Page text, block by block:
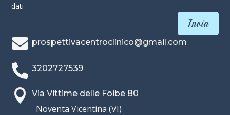
 prospettivacentroclinico@gmail.com
 3202727539
 Via Vittime delle Foibe 80
Noventa Vicentina (VI)
dati
Invia